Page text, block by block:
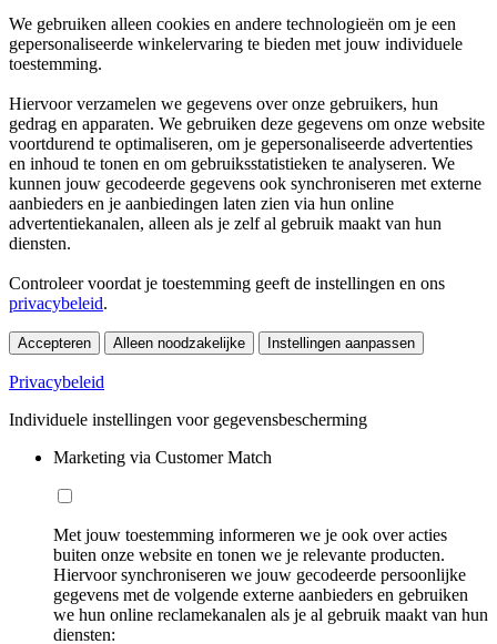
We gebruiken alleen cookies en andere technologieën om je een
gepersonaliseerde winkelervaring te bieden met jouw individuele
toestemming.
Hiervoor verzamelen we gegevens over onze gebruikers, hun
gedrag en apparaten. We gebruiken deze gegevens om onze website
voortdurend te optimaliseren, om je gepersonaliseerde advertenties
en inhoud te tonen en om gebruiksstatistieken te analyseren. We
kunnen jouw gecodeerde gegevens ook synchroniseren met externe
aanbieders en je aanbiedingen laten zien via hun online
advertentiekanalen, alleen als je zelf al gebruik maakt van hun
diensten.
Controleer voordat je toestemming geeft de instellingen en ons
privacybeleid.
Accepteren Alleen noodzakelijke Instellingen aanpassen
Privacybeleid
Individuele instellingen voor gegevensbescherming
Marketing via Customer Match
Met jouw toestemming informeren we je ook over acties
buiten onze website en tonen we je relevante producten.
Hiervoor synchroniseren we jouw gecodeerde persoonlijke
gegevens met de volgende externe aanbieders en gebruiken
we hun online reclamekanalen als je al gebruik maakt van hun
diensten: